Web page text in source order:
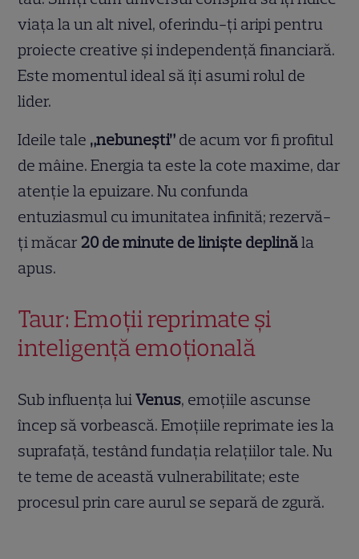
viața la un alt nivel, oferindu-ți aripi pentru
proiecte creative și independență financiară.
Este momentul ideal să îți asumi rolul de
lider.
Ideile tale „nebunești” de acum vor fi profitul
de mâine. Energia ta este la cote maxime, dar
atenție la epuizare. Nu confunda
entuziasmul cu imunitatea infinită; rezervă-
ți măcar 20 de minute de liniște deplinăla
apus.
Taur: Emoții reprimate și
inteligență emoțională
Sub influența luiVenus, emoțiile ascunse
încep să vorbească. Emoțiile reprimate ies la
suprafață, testând fundația relațiilor tale. Nu
te teme de această vulnerabilitate; este
procesul prin care aurul se separă de zgură.